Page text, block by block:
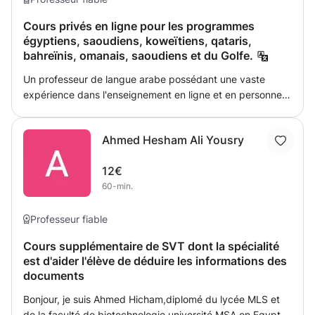
apprendre ce qui ne lui est pas utile.
Cours privés en ligne pour les programmes
égyptiens, saoudiens, koweïtiens, qataris,
bahreïnis, omanais, saoudiens et du Golfe.
Un professeur de langue arabe possédant une vaste
expérience dans l'enseignement en ligne et en personne
dans les écoles et langues internationales égyptiennes.
Nos diplômes sont le baccalauréat ès arts, Département
de langue arabe, Université Ain Shams et la maîtrise en
langue arabe, Dar Al Uloom, Université du Caire. Et un
Ahmed Hesham Ali Yousry
12€
60-min.
Professeur fiable
Cours supplémentaire de SVT dont la spécialité
est d'aider l'élève de déduire les informations des
documents
Bonjour, je suis Ahmed Hicham,diplomé du lycée MLS et